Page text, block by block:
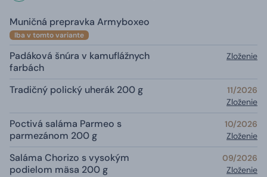
Muničná prepravka Armyboxeo
Iba v tomto variante
Padáková šnúra v kamuflážnych
farbách
Zloženie
Tradičný polický uherák 200 g
11/2026
Zloženie
Poctivá saláma Parmeo s
parmezánom 200 g
10/2026
Zloženie
Saláma Chorizo s vysokým
podielom mäsa 200 g
09/2026
Zloženie